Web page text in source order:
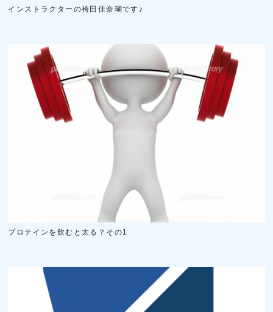
インストラクターの袴田佳奈瑚です♪
プロテインを飲むと太る？その1